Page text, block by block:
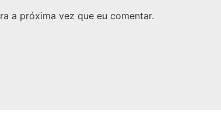
a próxima vez que eu comentar.